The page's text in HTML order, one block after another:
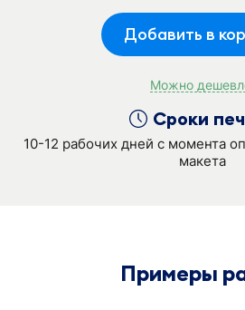
Добавить в
Можно
Сроки
10-12 рабочих дней с момента
макета
Примеры